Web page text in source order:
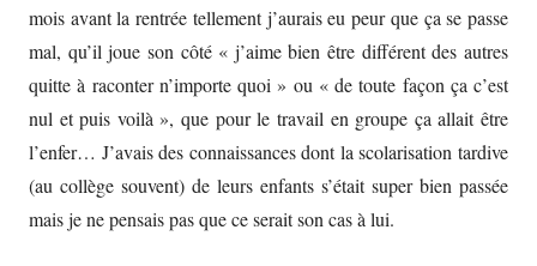
mois avant la rentrée tellement j’aurais eu peur que ça se passe
mal, qu’il joue son côté « j’aime bien être différent des autres
quitte à raconter n’importe quoi » ou « de toute façon ça c’est
nul et puis voilà », que pour le travail en groupe ça allait être
l’enfer… J’avais des connaissances dont la scolarisation tardive
(au collège souvent) de leurs enfants s’était super bien passée
mais je ne pensais pas que ce serait son cas à lui.